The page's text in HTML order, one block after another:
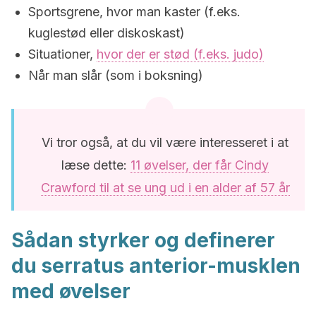
Sportsgrene, hvor man kaster (f.eks.
kuglestød eller diskoskast)
Situationer, hvor der er stød (f.eks. judo)
Når man slår (som i boksning)
Vi tror også, at du vil være interesseret i at
læse dette: 11 øvelser, der får Cindy
Crawford til at se ung ud i en alder af 57 år
Sådan styrker og definerer
du serratus anterior-musklen
med øvelser